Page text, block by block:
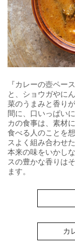
『カレーの壺ペー
と、ショウガやに
菜のうまみと香り
間に、口いっぱい
カの食事は、素材
食べる人のことを
スよく組み合わせ
本来の味をいかし
スの豊かな香りは
ます。
カ